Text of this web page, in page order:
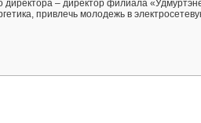
директора – директор филиала
привлечь молодежь в